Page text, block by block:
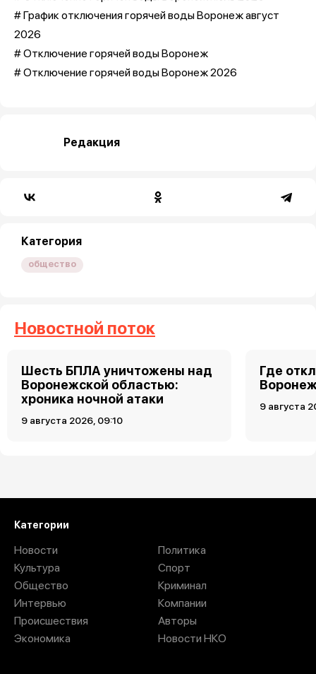
# График отключения горячей воды Воронеж август
2026
# Отключение горячей воды Воронеж
# Отключение горячей воды Воронеж 2026
Редакция
Категория
общество
Новостной поток
Шесть БПЛА уничтожены над
Воронежской областью:
хроника ночной атаки
9 августа 2026, 09:10
Где
9 августа
Категории
Новости
Культура
Общество
Интервью
Происшествия
Экономика
Политика
Спорт
Криминал
Компании
Авторы
Новости НКО